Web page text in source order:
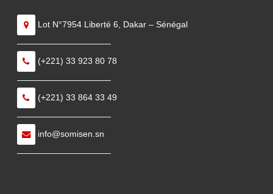
Lot N°7954 Liberté 6, Dakar – Sénégal
———————————
(+221) 33 923 80 78
———————————
(+221) 33 864 33 49
———————————
info@somisen.sn
———————————